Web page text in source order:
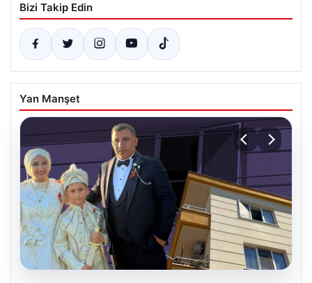
Bizi Takip Edin
Yan Manşet